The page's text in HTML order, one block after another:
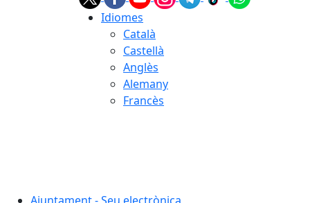
Idiomes
Català
Castellà
Anglès
Alemany
Francès